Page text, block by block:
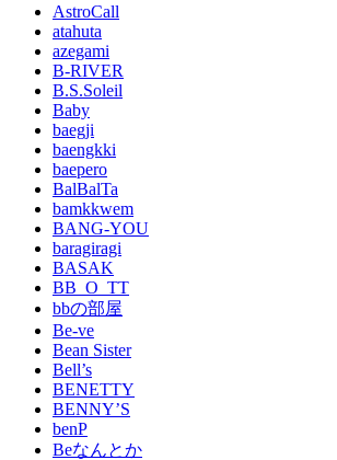
AstroCall
atahuta
azegami
B-RIVER
B.S.Soleil
Baby
baegji
baengkki
baepero
BalBalTa
bamkkwem
BANG-YOU
baragiragi
BASAK
BB_O_TT
bbの部屋
Be-ve
Bean Sister
Bell’s
BENETTY
BENNY’S
benP
Beなんとか